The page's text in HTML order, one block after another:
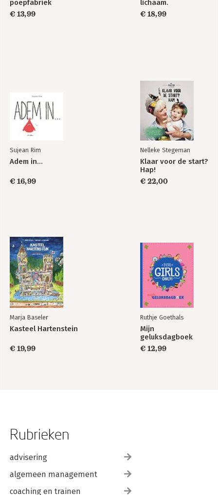
poepfabriek
€ 13,99
lichaam.
€ 18,99
Sujean Rim
Adem in...
€ 16,99
Nelleke Stegeman
Klaar voor de start?
Hap!
€ 22,00
Marja Baseler
Kasteel Hartenstein
€ 19,99
Ruthje Goethals
Mijn
geluksdagboek
€ 12,99
Rubrieken
advisering
algemeen management
coaching en trainen